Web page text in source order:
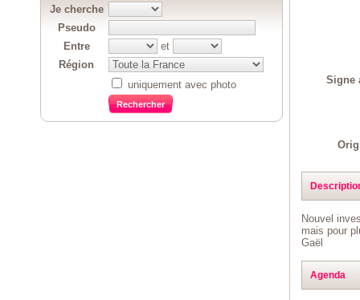
Signe
Nouvel
mais pour
Gaël
Agenda
Je cherche
Pseudo
Entre
et
Région
uniquement avec photo